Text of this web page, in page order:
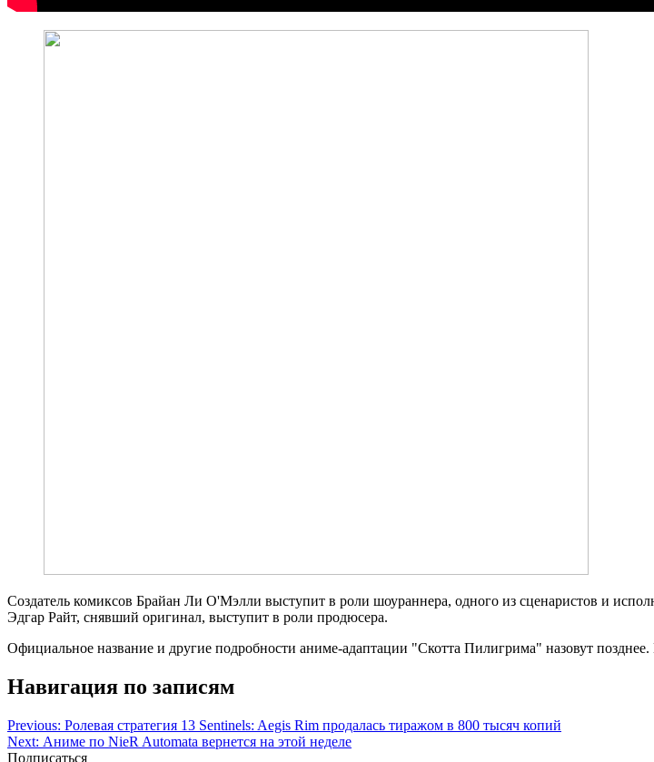
Создатель комиксов Брайан Ли О'Мэлли выступит в роли шоураннера, одного из сценаристов и
Эдгар Райт, снявший оригинал, выступит в роли продюсера.
Официальное название и другие подробности аниме-адаптации "Скотта Пилигрима" назовут
Навигация по записям
Previous: Ролевая стратегия 13 Sentinels: Aegis Rim продалась тиражом в 800 тысяч копий
Next: Аниме по NieR Automata вернется на этой неделе
Подписаться